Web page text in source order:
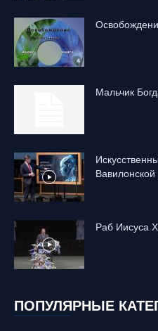
Mальчик
Раб Иисуса
ПОПУЛЯРНЫЕ